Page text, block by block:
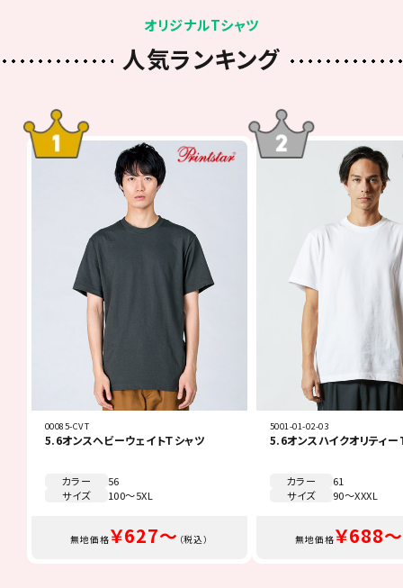
オリジナルTシャツ
人気ランキング
00085-CVT
5.6オンスヘビーウェイトＴシャツ
カラー
56
サイズ
100～5XL
無地価格￥627～ （税込）
5001-01-02-03
5.6オンスハイクオリティ
カラー
61
サイズ
90～XXXL
無地価格￥688～